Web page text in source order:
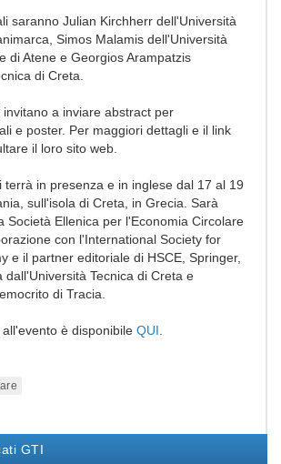
saranno Julian Kirchherr dell'Università
Simos Malamis dell'Università
di Atene e Georgios Arampatzis
di Creta.
a inviare abstract per
e poster. Per maggiori dettagli e il link
il loro sito web.
terrà in presenza e in inglese dal 17 al 19
sull'isola di Creta, in Grecia. Sarà
Società Ellenica per l'Economia Circolare
con l'International Society for
e il partner editoriale di HSCE, Springer,
dall'Università Tecnica di Creta e
di Tracia.
è disponibile QUI
GTI